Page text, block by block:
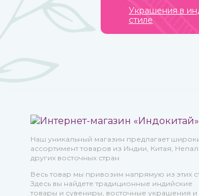
Украшения в
стиле
Наш уникальный магазин предлагает
ассортимент товаров из Индии, Китая,
других восточных стран.
Весь товар мы привозим напрямую из этих
Здесь вы найдете традиционные индийские
товары и сувениры, восточные украшения и